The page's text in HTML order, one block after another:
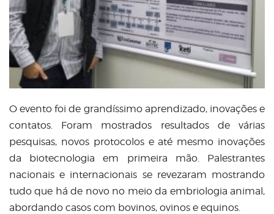
O evento foi de grandíssimo aprendizado, inovações e
contatos. Foram mostrados resultados de várias
pesquisas, novos protocolos e até mesmo inovações
da biotecnologia em primeira mão. Palestrantes
nacionais e internacionais se revezaram mostrando
tudo que há de novo no meio da embriologia animal,
abordando casos com bovinos, ovinos e equinos.